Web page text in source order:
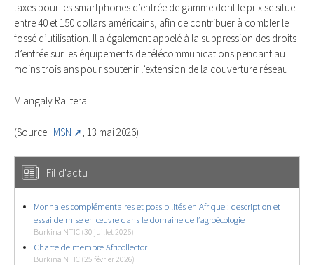
taxes pour les smartphones d’entrée de gamme dont le prix se situe
entre 40 et 150 dollars américains, afin de contribuer à combler le
fossé d’utilisation. Il a également appelé à la suppression des droits
d’entrée sur les équipements de télécommunications pendant au
moins trois ans pour soutenir l’extension de la couverture réseau.
Miangaly Ralitera
(Source : MSN , 13 mai 2026)
Fil d'actu
Monnaies complémentaires et possibilités en Afrique : description et
essai de mise en œuvre dans le domaine de l’agroécologie
Burkina NTIC (30 juillet 2026)
Charte de membre Africollector
Burkina NTIC (25 février 2026)